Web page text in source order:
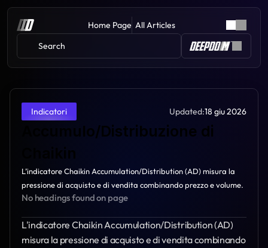
Home Page All Articles
Search
Indicatori Updated:18 giu 2026
Accumulo/Distribuzione di
Chaikin
L’indicatore Chaikin Accumulation/Distribution (AD) misura la
pressione di acquisto e di vendita combinando prezzo e volume.
No headings found on page
L'indicatore Chaikin Accumulation/Distribution (AD)
misura la pressione di acquisto e di vendita combinando